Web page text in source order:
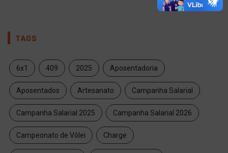
TAGS
6x1 409 2025 Aposentadoria
Aposentados Artesanato Campanha Salarial
Campanha Salarial 2025 Campanha Salarial 2026
Campeonato de Vôlei Charge